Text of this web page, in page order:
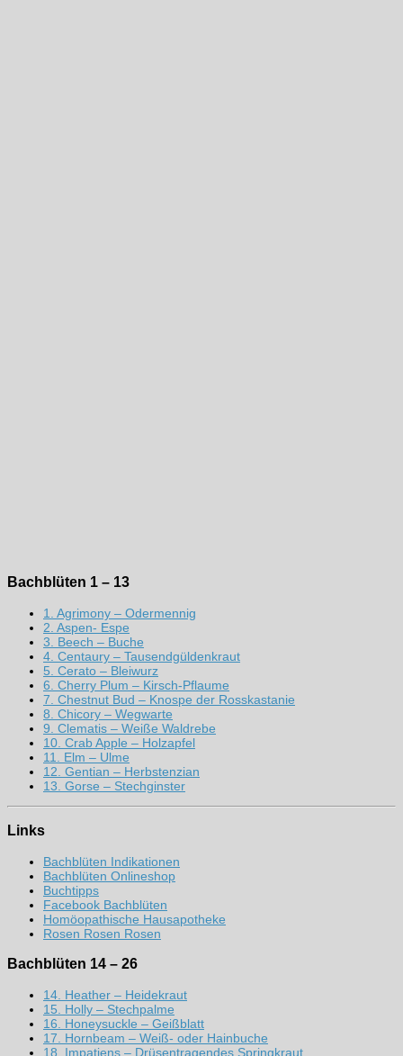
Bachblüten 1 – 13
1. Agrimony – Odermennig
2. Aspen- Espe
3. Beech – Buche
4. Centaury – Tausendgüldenkraut
5. Cerato – Bleiwurz
6. Cherry Plum – Kirsch-Pflaume
7. Chestnut Bud – Knospe der Rosskastanie
8. Chicory – Wegwarte
9. Clematis – Weiße Waldrebe
10. Crab Apple – Holzapfel
11. Elm – Ulme
12. Gentian – Herbstenzian
13. Gorse – Stechginster
Links
Bachblüten Indikationen
Bachblüten Onlineshop
Buchtipps
Facebook Bachblüten
Homöopathische Hausapotheke
Rosen Rosen Rosen
Bachblüten 14 – 26
14. Heather – Heidekraut
15. Holly – Stechpalme
16. Honeysuckle – Geißblatt
17. Hornbeam – Weiß- oder Hainbuche
18. Impatiens – Drüsentragendes Springkraut